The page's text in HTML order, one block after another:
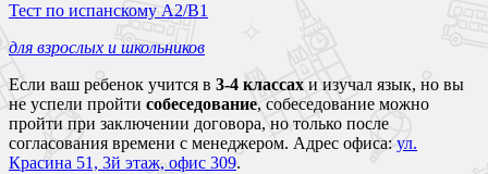
Тест по испанскому A2/B1
для взрослых и школьников
Если ваш ребенок учится в 3-4 классах и изучал язык, но вы
не успели пройти собеседование, собеседование можно
пройти при заключении договора, но только после
согласования времени с менеджером. Адрес офиса: ул.
Красина 51, 3й этаж, офис 309.